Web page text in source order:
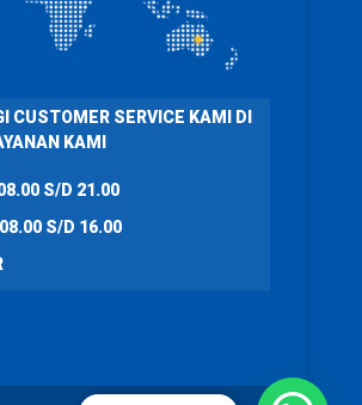
CUSTOMER SERVICE KAMI DI
KAMI
S/D 21.00
S/D 16.00